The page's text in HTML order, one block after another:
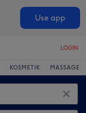
Use app
LOGIN
KOSMETIK MASSAGE